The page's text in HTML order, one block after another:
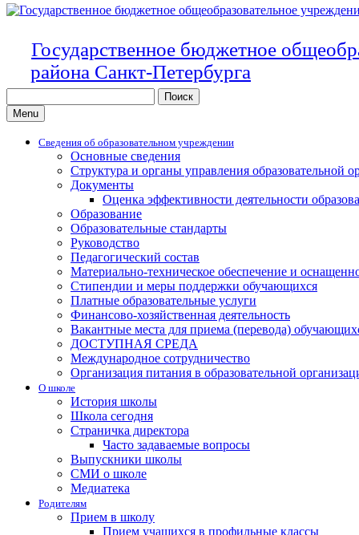
Государственное бюджетное
района Санкт-Петербурга
for:Menu
Сведения об образовательном учреждении
Основные сведения
Структура и органы управления образовательной
Документы
Оценка эффективности деятельности
Образование
Образовательные стандарты
Руководство
Педагогический состав
Материально-техническое обеспечение и
Стипендии и меры поддержки обучающихся
Платные образовательные услуги
Финансово-хозяйственная деятельность
Вакантные места для приема (перевода)
ДОСТУПНАЯ СРЕДА
Международное сотрудничество
Организация питания в образовательной
О школе
История школы
Школа сегодня
Страничка директора
Часто задаваемые вопросы
Выпускники школы
СМИ о школе
Медиатека
Родителям
Прием в школу
Прием учащихся в профильные классы